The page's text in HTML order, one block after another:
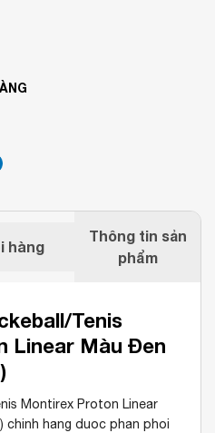
hàng
Thông tin sản
phẩm
Tenis
Linear Màu Đen
Montirex Proton Linear
chinh hang duoc phan phoi